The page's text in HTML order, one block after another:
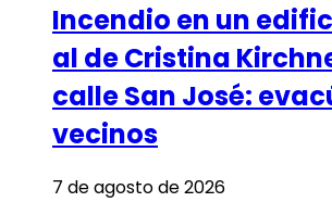
Incendio en un
al de Cristina
calle San José:
vecinos
7 de agosto de 2026